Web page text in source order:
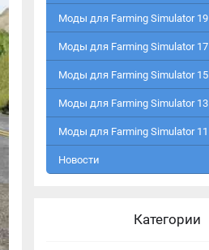
Моды для Farming Simulator 19
Моды для Farming Simulator 17
Моды для Farming Simulator 15
Моды для Farming Simulator 13
Моды для Farming Simulator 11
Новости
Категории